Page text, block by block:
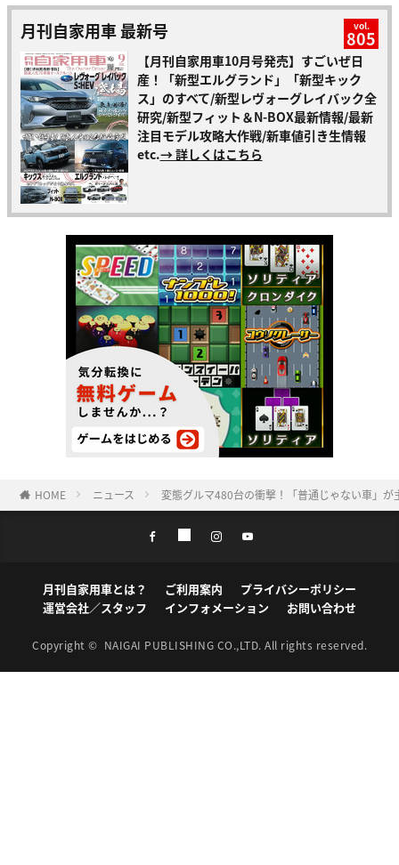
月刊自家用車 最新号 vol.
805
【月刊自家用車10月号発売】すごいぜ日
産！「新型エルグランド」「新型キック
ス」のすべて/新型レヴォーグレイバック全
研究/新型フィット＆N-BOX最新情報/最新
注目モデル攻略大作戦/新車値引き生情報
etc.→ 詳しくはこちら
HOME ニュース 変態グルマ480台の衝撃！「普通じゃない車」
月刊自家用車とは？ ご利用案内
プライバシーポリシー
運営会社／スタッフ
インフォメーション お問い合わせ
Copyright © NAIGAI PUBLISHING CO.,LTD. All rights reserved.